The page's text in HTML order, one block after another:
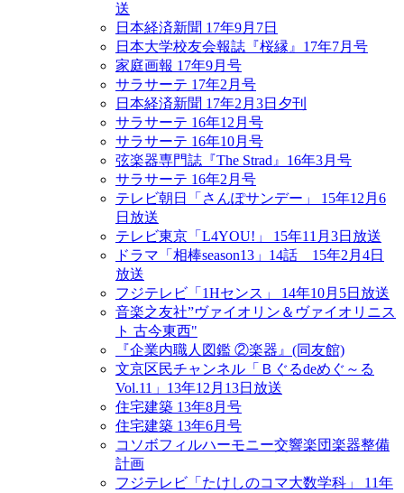
送
日本経済新聞 17年9月7日
日本大学校友会報誌『桜縁』17年7月号
家庭画報 17年9月号
サラサーテ 17年2月号
日本経済新聞 17年2月3日夕刊
サラサーテ 16年12月号
サラサーテ 16年10月号
弦楽器専門誌『The Strad』16年3月号
サラサーテ 16年2月号
テレビ朝日「さんぽサンデー」 15年12月6
日放送
テレビ東京「L4YOU!」 15年11月3日放送
ドラマ「相棒season13」14話 15年2月4日
放送
フジテレビ「1Hセンス」 14年10月5日放送
音楽之友社”ヴァイオリン＆ヴァイオリニス
ト 古今東西"
『企業内職人図鑑 ②楽器』(同友館)
文京区民チャンネル「Ｂぐるdeめぐ～る
Vol.11」13年12月13日放送
住宅建築 13年8月号
住宅建築 13年6月号
コソボフィルハーモニー交響楽団楽器整備
計画
フジテレビ「たけしのコマ大数学科」 11年